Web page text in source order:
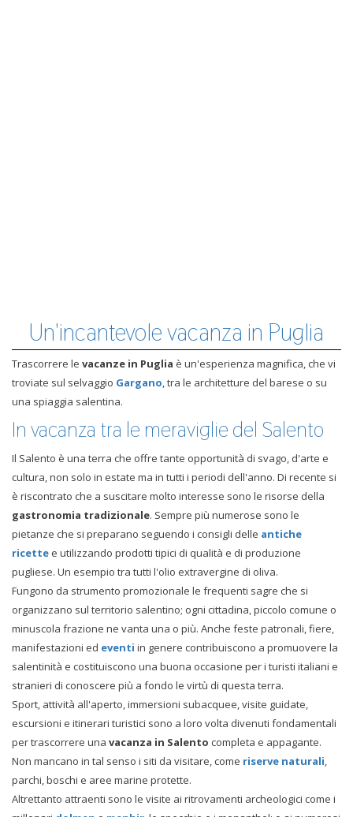
Un'incantevole vacanza in Puglia
Trascorrere le vacanze in Puglia è un'esperienza magnifica, che vi
troviate sul selvaggio Gargano, tra le architetture del barese o su
una spiaggia salentina.
In vacanza tra le meraviglie del Salento
Il Salento è una terra che offre tante opportunità di svago, d'arte e
cultura, non solo in estate ma in tutti i periodi dell'anno. Di recente si
è riscontrato che a suscitare molto interesse sono le risorse della
gastronomia tradizionale. Sempre più numerose sono le
pietanze che si preparano seguendo i consigli delle antiche
ricette e utilizzando prodotti tipici di qualità e di produzione
pugliese. Un esempio tra tutti l'olio extravergine di oliva.
Fungono da strumento promozionale le frequenti sagre che si
organizzano sul territorio salentino; ogni cittadina, piccolo comune o
minuscola frazione ne vanta una o più. Anche feste patronali, fiere,
manifestazioni ed eventi in genere contribuiscono a promuovere la
salentinità e costituiscono una buona occasione per i turisti italiani e
stranieri di conoscere più a fondo le virtù di questa terra.
Sport, attività all'aperto, immersioni subacquee, visite guidate,
escursioni e itinerari turistici sono a loro volta divenuti fondamentali
per trascorrere una vacanza in Salento completa e appagante.
Non mancano in tal senso i siti da visitare, come riserve naturali,
parchi, boschi e aree marine protette.
Altrettanto attraenti sono le visite ai ritrovamenti archeologici come i